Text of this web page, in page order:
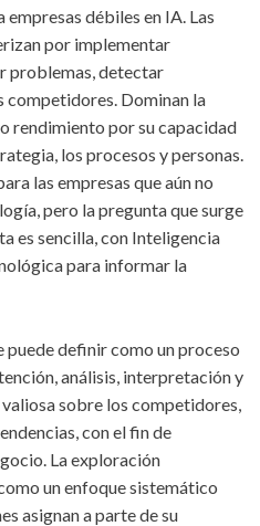
débiles en IA. Las
por implementar
problemas, detectar
competidores. Dominan la
rendimiento por su capacidad
los procesos y personas.
las empresas que aún no
pero la pregunta que surge
es sencilla, con Inteligencia
para informar la
definir como un proceso
análisis, interpretación y
sobre los competidores,
con el fin de
La exploración
un enfoque sistemático
asignan a parte de su